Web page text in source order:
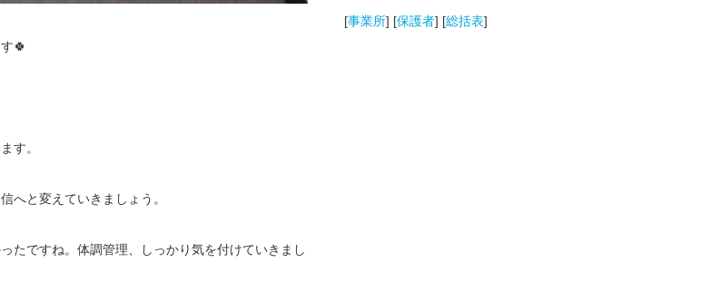
🍀
す。
へと変えていきましょう。
たですね。体調管理、しっかり気を付けていきまし
[事業所] [保護者] [総括表]